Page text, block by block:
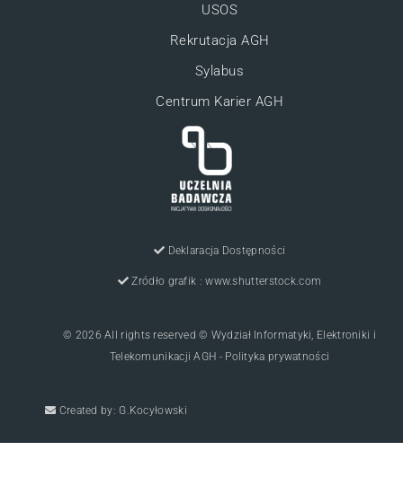
USOS
Rekrutacja AGH
Sylabus
Centrum Karier AGH
Deklaracja Dostępności
Zródło grafik : www.shutterstock.com
© 2026 All rights reserved © Wydział Informatyki, Elektroniki i
Telekomunikacji AGH - Polityka prywatności
Created by: G.Kocyłowski